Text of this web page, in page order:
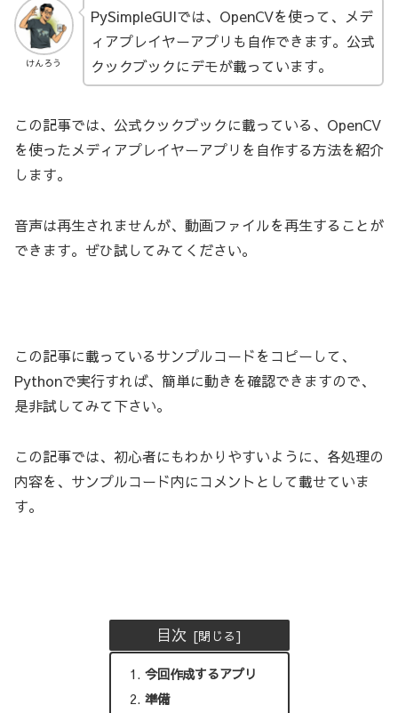
けんろう
PySimpleGUIでは、OpenCVを使って、メデ
ィアプレイヤーアプリも自作できます。公式
クックブックにデモが載っています。
この記事では、公式クックブックに載っている、OpenCV
を使ったメディアプレイヤーアプリを自作する方法を紹介
します。
音声は再生されませんが、動画ファイルを再生することが
できます。ぜひ試してみてください。
この記事に載っているサンプルコードをコピーして、
Pythonで実行すれば、簡単に動きを確認できますので、
是非試してみて下さい。
この記事では、初心者にもわかりやすいように、各処理の
内容を、サンプルコード内にコメントとして載せていま
す。
目次
今回作成するアプリ
準備